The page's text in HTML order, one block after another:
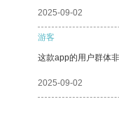
2025-09-02
游客
这款app的用户群体
2025-09-02